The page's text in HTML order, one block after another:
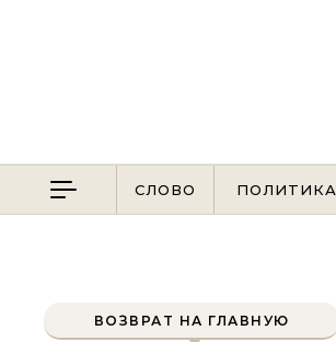
СЛОВО ПОЛИТИКА
ВОЗВРАТ НА ГЛАВНУЮ